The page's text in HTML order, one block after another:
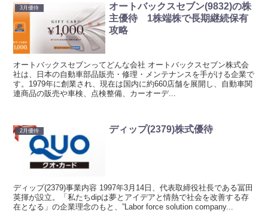
3月優待
オートバックスセブン(9832)の株
主優待 1株端株で長期継続保有
攻略
オートバックスセブンってどんな会社 オートバックスセブン株式会
社は、日本の自動車部品販売・修理・メンテナンスを手がける企業で
す。1979年に創業され、現在は国内に約660店舗を展開し、自動車関
連商品の販売や車検、点検整備、カーオーデ...
2月優待 ディップ(2379)株式優待
ディップ(2379)事業内容 1997年3月14日、代表取締役社長である冨田
英揮が設立。「私たちdipは夢とアイデアと情熱で社会を改善する存
在となる」の企業理念のもと、”Labor force solution company...